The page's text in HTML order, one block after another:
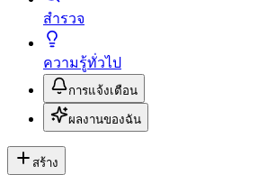
สำรวจ
ความรู้ทั่วไป
การแจ้งเตือน
ผลงานของฉัน
สร้าง